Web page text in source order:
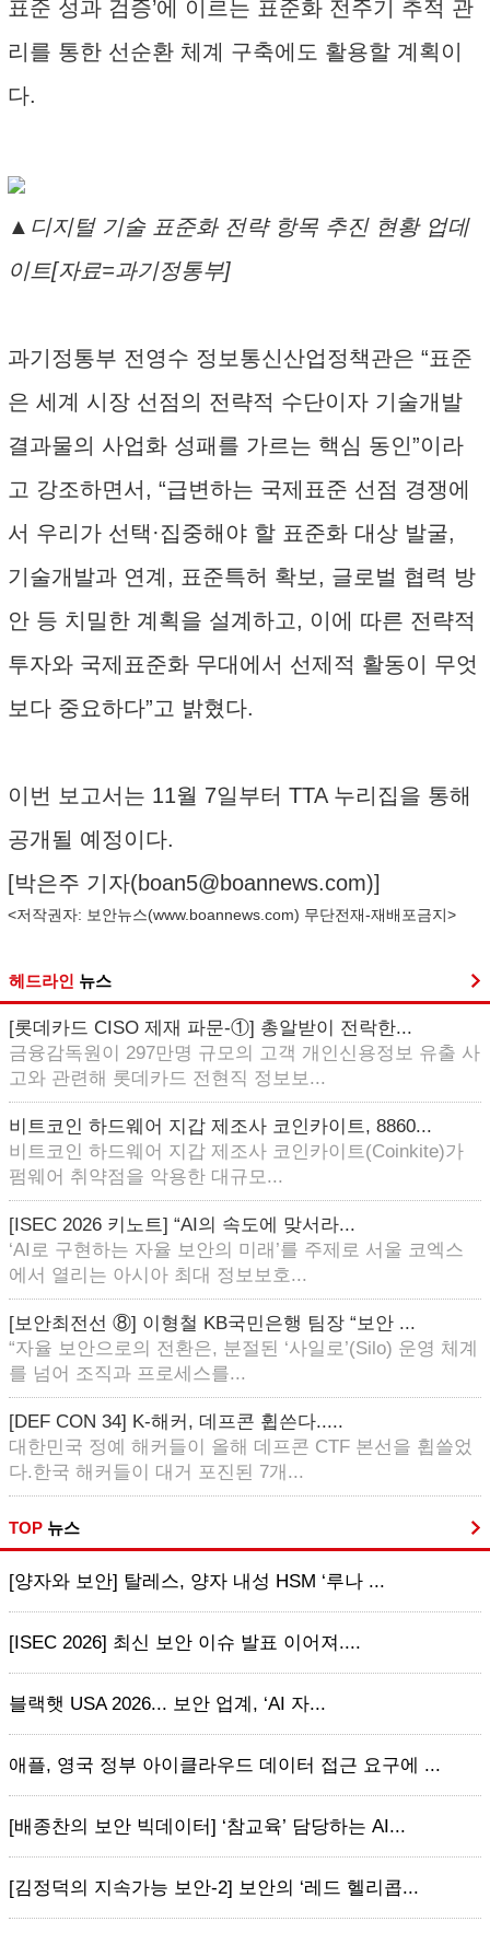
표준 성과 검증’에 이르는 표준화 전주기 추적 관
리를 통한 선순환 체계 구축에도 활용할 계획이
다.
▲디지털 기술 표준화 전략 항목 추진 현황 업데
이트[자료=과기정통부]
과기정통부 전영수 정보통신산업정책관은 “표준
은 세계 시장 선점의 전략적 수단이자 기술개발
결과물의 사업화 성패를 가르는 핵심 동인”이라
고 강조하면서, “급변하는 국제표준 선점 경쟁에
서 우리가 선택·집중해야 할 표준화 대상 발굴,
기술개발과 연계, 표준특허 확보, 글로벌 협력 방
안 등 치밀한 계획을 설계하고, 이에 따른 전략적
투자와 국제표준화 무대에서 선제적 활동이 무엇
보다 중요하다”고 밝혔다.
이번 보고서는 11월 7일부터 TTA 누리집을 통해
공개될 예정이다.
[박은주 기자(boan5@boannews.com)]
<저작권자: 보안뉴스(www.boannews.com) 무단전재-재배포금지>
헤드라인 뉴스
[롯데카드 CISO 제재 파문-①] 총알받이 전락한...
금융감독원이 297만명 규모의 고객 개인신용정보 유출 사
고와 관련해 롯데카드 전현직 정보보...
비트코인 하드웨어 지갑 제조사 코인카이트, 8860...
비트코인 하드웨어 지갑 제조사 코인카이트(Coinkite)가
펌웨어 취약점을 악용한 대규모...
[ISEC 2026 키노트] “AI의 속도에 맞서라...
‘AI로 구현하는 자율 보안의 미래’를 주제로 서울 코엑스
에서 열리는 아시아 최대 정보보호...
[보안최전선 ⑧] 이형철 KB국민은행 팀장 “보안 ...
“자율 보안으로의 전환은, 분절된 ‘사일로’(Silo) 운영 체계
를 넘어 조직과 프로세스를...
[DEF CON 34] K-해커, 데프콘 휩쓴다.....
대한민국 정예 해커들이 올해 데프콘 CTF 본선을 휩쓸었
다.한국 해커들이 대거 포진된 7개...
TOP 뉴스
[양자와 보안] 탈레스, 양자 내성 HSM ‘루나 ...
[ISEC 2026] 최신 보안 이슈 발표 이어져....
블랙햇 USA 2026... 보안 업계, ‘AI 자...
애플, 영국 정부 아이클라우드 데이터 접근 요구에 ...
[배종찬의 보안 빅데이터] ‘참교육’ 담당하는 AI...
[김정덕의 지속가능 보안-2] 보안의 ‘레드 헬리콥...